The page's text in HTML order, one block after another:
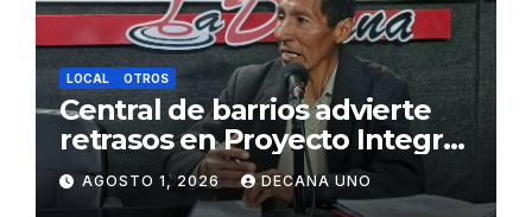
LOCAL OTROS
Central de barrios advierte
retrasos en Proyecto Integral
de Agua y Alcantarillado para
Juliaca
AGOSTO 1, 2026 DECANA UNO